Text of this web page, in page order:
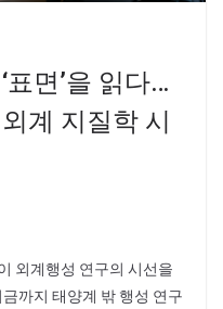
면’을 읽다…
계 지질학 시
외계행성 연구의 시선을
까지 태양계 밖 행성 연구